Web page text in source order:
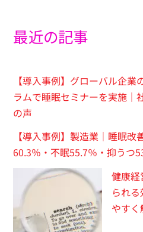
最近の記事
【導入事例】グローバル企
ラムで睡眠セミナーを実施｜
の声
【導入事例】製造業｜睡眠
60.3％・不眠55.7％・抑うつ
健康
られ
やすく